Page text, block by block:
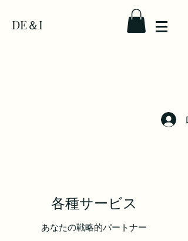
DE＆I
各種サービス
あなたの戦略的パートナー